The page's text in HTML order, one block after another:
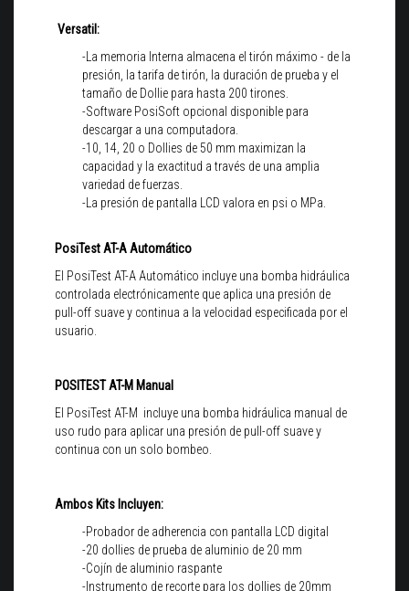
Versatil:
-La memoria Interna almacena el tirón máximo - de la
presión, la tarifa de tirón, la duración de prueba y el
tamaño de Dollie para hasta 200 tirones.
-Software PosiSoft opcional disponible para
descargar a una computadora.
-10, 14, 20 o Dollies de 50 mm maximizan la
capacidad y la exactitud a través de una amplia
variedad de fuerzas.
-La presión de pantalla LCD valora en psi o MPa.
PosiTest AT-A Automático
El PosiTest AT-A Automático incluye una bomba hidráulica
controlada electrónicamente que aplica una presión de
pull-off suave y continua a la velocidad especificada por el
usuario.
POSITEST AT-M Manual
El PosiTest AT-M incluye una bomba hidráulica manual de
uso rudo para aplicar una presión de pull-off suave y
continua con un solo bombeo.
Ambos Kits Incluyen:
-Probador de adherencia con pantalla LCD digital
-20 dollies de prueba de aluminio de 20 mm
-Cojín de aluminio raspante
-Instrumento de recorte para los dollies de 20mm